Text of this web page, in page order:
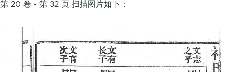
第 20 卷 - 第 32 页 扫描图片如下：